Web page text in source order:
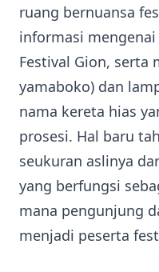
ruang bernuansa
informasi
Festival Gion, serta
yamaboko) dan
nama kereta hias
prosesi. Hal baru
seukuran aslinya
yang berfungsi
mana pengunjung
menjadi peserta